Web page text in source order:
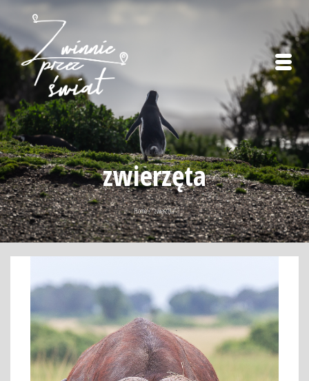
zwierzęta
Home/“zwierzęta“